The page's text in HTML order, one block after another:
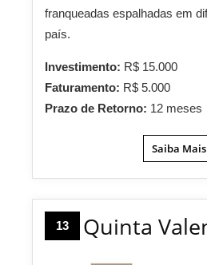
franqueadas espalhadas em
país.
Investimento: R$ 15.000
Faturamento: R$ 5.000
Prazo de Retorno: 12 meses
Saiba Mais
13 Quinta